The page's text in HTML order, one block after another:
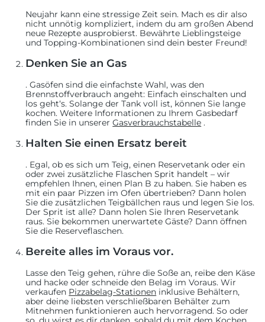
Neujahr kann eine stressige Zeit sein. Mach es dir also
nicht unnötig kompliziert, indem du am großen Abend
neue Rezepte ausprobierst. Bewährte Lieblingsteige
und Topping-Kombinationen sind dein bester Freund!
Denken Sie an Gas
. Gasöfen sind die einfachste Wahl, was den
Brennstoffverbrauch angeht: Einfach einschalten und
los geht‘s. Solange der Tank voll ist, können Sie lange
kochen. Weitere Informationen zu Ihrem Gasbedarf
finden Sie in unserer Gasverbrauchstabelle .
Halten Sie einen Ersatz bereit
. Egal, ob es sich um Teig, einen Reservetank oder ein
oder zwei zusätzliche Flaschen Sprit handelt – wir
empfehlen Ihnen, einen Plan B zu haben. Sie haben es
mit ein paar Pizzen im Ofen übertrieben? Dann holen
Sie die zusätzlichen Teigbällchen raus und legen Sie los.
Der Sprit ist alle? Dann holen Sie Ihren Reservetank
raus. Sie bekommen unerwartete Gäste? Dann öffnen
Sie die Reserveflaschen.
Bereite alles im Voraus vor.
Lasse den Teig gehen, rühre die Soße an, reibe den Käse
und hacke oder schneide den Belag im Voraus. Wir
verkaufen Pizzabelag-Stationen inklusive Behältern,
aber deine liebsten verschließbaren Behälter zum
Mitnehmen funktionieren auch hervorragend. So oder